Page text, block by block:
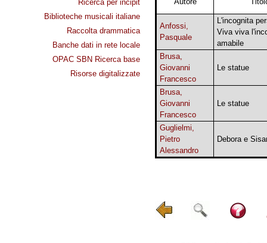
Ricerca per incipit
Biblioteche musicali italiane
Raccolta drammatica
Banche dati in rete locale
OPAC SBN Ricerca base
Risorse digitalizzate
Anfossi,
Pasquale
L'incognita
Viva viva
amabile
Brusa,
Giovanni
Francesco
Le statue
Brusa,
Giovanni
Francesco
Le statue
Guglielmi,
Pietro
Alessandro
Debora e